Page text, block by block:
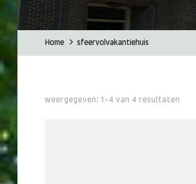
Home sfeervolvakantiehuis
weergegeven: 1-4 van 4 resultaten